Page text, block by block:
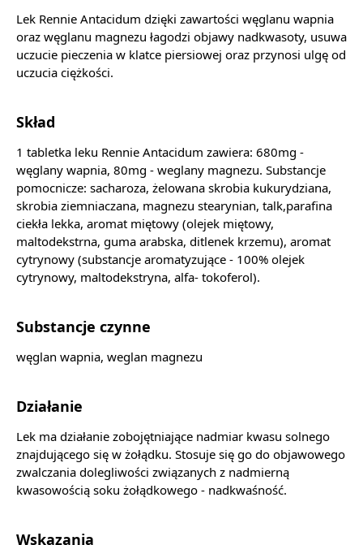
Lek Rennie Antacidum dzięki zawartości węglanu wapnia
oraz węglanu magnezu łagodzi objawy nadkwasoty, usuwa
uczucie pieczenia w klatce piersiowej oraz przynosi ulgę od
uczucia ciężkości.
Skład
1 tabletka leku Rennie Antacidum zawiera: 680mg -
węglany wapnia, 80mg - weglany magnezu. Substancje
pomocnicze: sacharoza, żelowana skrobia kukurydziana,
skrobia ziemniaczana, magnezu stearynian, talk,parafina
ciekła lekka, aromat miętowy (olejek miętowy,
maltodekstrna, guma arabska, ditlenek krzemu), aromat
cytrynowy (substancje aromatyzujące - 100% olejek
cytrynowy, maltodekstryna, alfa- tokoferol).
Substancje czynne
węglan wapnia, weglan magnezu
Działanie
Lek ma działanie zobojętniające nadmiar kwasu solnego
znajdującego się w żołądku. Stosuje się go do objawowego
zwalczania dolegliwości związanych z nadmierną
kwasowością soku żołądkowego - nadkwaśność.
Wskazania